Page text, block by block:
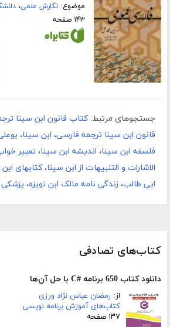
کتاب‌های تصادفی
دانلود کتاب 650 برنامه #C با حل آن‌ها
از: رمضان عباس نژاد ورزی
کتاب‌های آموزش برنامه نویسی
۱۳۷ صفحه
موضوع:نگارش علمی،
۱۴۳ صفحه
جستجوهای مرتبط: کتاب قانون ابن سینا
قانون ابن سینا ترجمه فارسی، ابن سینا،
فلسفه ابن سینا، اندیشه ابن سینا، تعبیر
الاشارات و التنبیهات از ابن سینا،کتابهای
ابی طالب، زندگی نامه مالک ابن نویزه، پزشکی